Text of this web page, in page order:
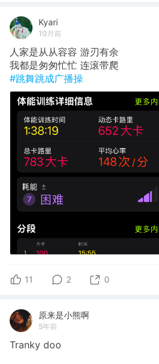
Kyari
10月前
人家是从从容容 游刃有余
我都是匆匆忙忙 连滚带爬
#跳舞跳成广播操
11 2 0
原来是小熊啊
5年前
Tranky doo